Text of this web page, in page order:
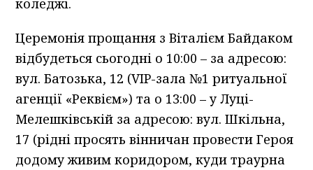
Церемонія прощання з Віталієм Байдаком
відбудеться сьогодні о 10:00 – за адресою:
вул. Батозька, 12 (VIP-зала №1 ритуальної
агенції «Реквієм») та о 13:00 – у Луці-
Мелешківській за адресою: вул. Шкільна,
17 (рідні просять вінничан провести Героя
додому живим коридором, куди траурна